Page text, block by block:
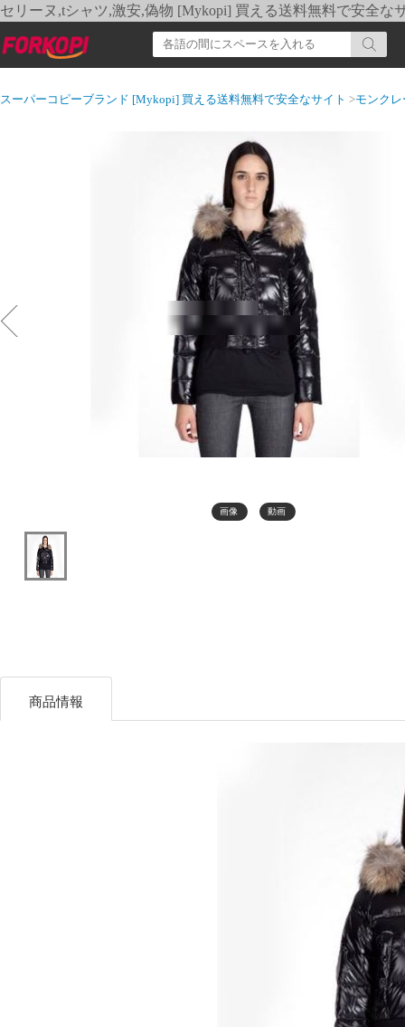
セリーヌ,tシャツ,激安,偽物 [Mykopi] 買える送料無料で安全な
スーパーコピーブランド [Mykopi] 買える送料無料で安全なサイト >モンク
画像 動画
商品情報